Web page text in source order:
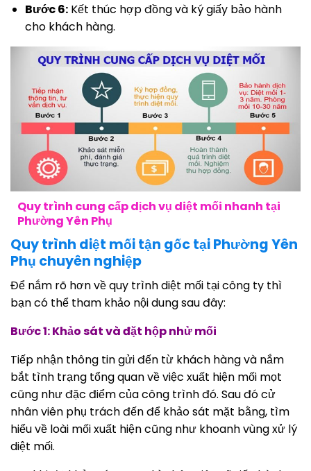
Bước 6:Kết thúc hợp đồng và ký giấy bảo hành
cho khách hàng.
Quy trình cung cấp dịch vụ diệt mối nhanh tại
Phường Yên Phụ
Quy trình diệt mối tận gốc tại Phường Yên
Phụ chuyên nghiệp
Để nắm rõ hơn về quy trình diệt mối tại công ty thì
bạn có thể tham khảo nội dung sau đây:
Bước 1: Khảo sát và đặt hộp nhử mối
Tiếp nhận thông tin gửi đến từ khách hàng và nắm
bắt tình trạng tổng quan về việc xuất hiện mối mọt
cũng như đặc điểm của công trình đó. Sau đó cử
nhân viên phụ trách đến để khảo sát mặt bằng, tìm
hiểu về loài mối xuất hiện cũng như khoanh vùng xử lý
diệt mối.